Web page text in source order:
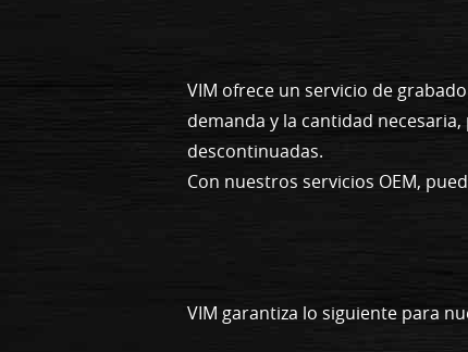
VIM ofrece un servicio de
demanda y la cantidad
descontinuadas.
Con nuestros servicios OEM,
VIM garantiza lo siguiente para